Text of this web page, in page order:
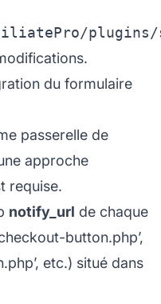
du formulaire
passerelle de
approche
requise.
notify_url de chaque
button.php’,
etc.) situé dans